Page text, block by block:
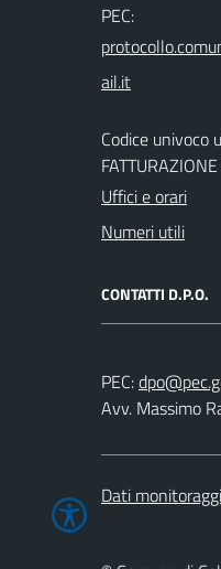
PEC:
Codice univoco
Uffici e orari
Numeri utili
CONTATTI D.P.O.
PEC:
Avv. Massimo
Dati